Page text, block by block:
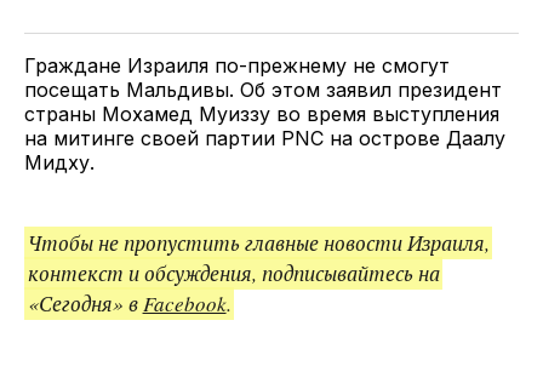
TwitterFacebookTelegramподелитесь
Граждане Израиля по-прежнему не смогут
посещать Мальдивы. Об этом заявил президент
страны Мохамед Муиззу во время выступления
на митинге своей партии PNC на острове Даалу
Мидху.
Чтобы не пропустить главные новости Израиля,
контекст и обсуждения, подписывайтесь на
«Сегодня» вFacebook.